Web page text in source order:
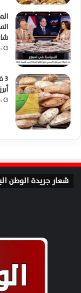
شعار جريدة الوطن